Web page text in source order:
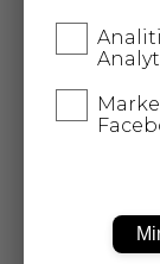
A
25
szembeni